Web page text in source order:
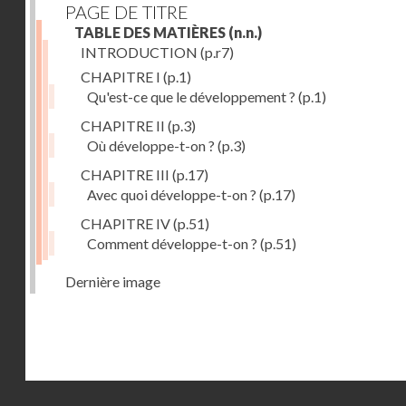
PAGE DE TITRE
TABLE DES MATIÈRES (n.n.)
INTRODUCTION (p.r7)
CHAPITRE I (p.1)
Qu'est-ce que le développement ? (p.1)
CHAPITRE II (p.3)
Où développe-t-on ? (p.3)
CHAPITRE III (p.17)
Avec quoi développe-t-on ? (p.17)
CHAPITRE IV(p.51)
Comment développe-t-on ? (p.51)
Dernière image